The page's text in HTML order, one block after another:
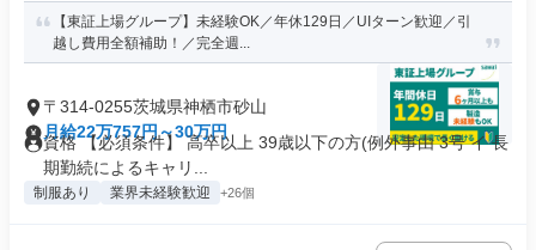
【東証上場グループ】未経験OK／年休129日／UIターン歓迎／引
越し費用全額補助！／完全週...
〒314-0255茨城県神栖市砂山
月給22万757円～30万円
資格 【必須条件】 高卒以上 39歳以下の方(例外事由 3号 イ 長
期勤続によるキャリ...
制服あり 業界未経験歓迎 +26個